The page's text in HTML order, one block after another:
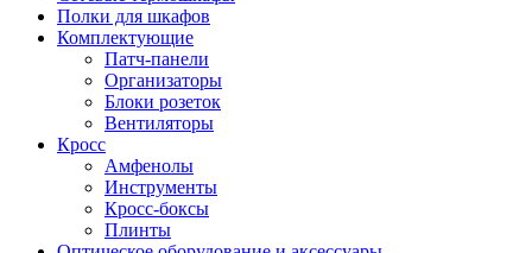
Полки для шкафов
Комплектующие
Патч-панели
Организаторы
Блоки розеток
Вентиляторы
Кросс
Амфенолы
Инструменты
Кросс-боксы
Плинты